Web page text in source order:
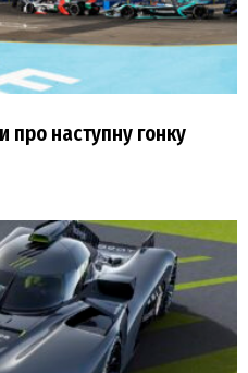
про наступну гонку